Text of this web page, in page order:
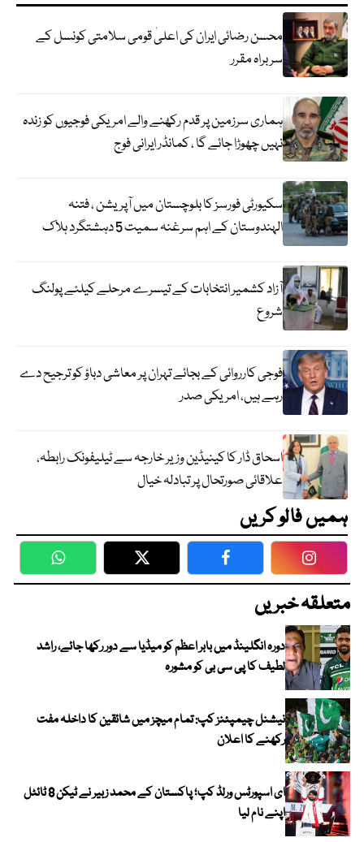
محسن رضائی ایران کی اعلیٰ قومی سلامتی کونسل کے
سربراہ مقرر
ہماری سرزمین پر قدم رکھنے والے امریکی فوجیوں کو زندہ
نہیں چھوڑا جائے گا ، کمانڈر ایرانی فوج
سکیورٹی فورسز کا بلوچستان میں آپریشن ، فتنہ
الہندوستان کے اہم سرغنہ سمیت 5 دہشتگرد ہلاک
آزاد کشمیر انتخابات کے تیسرے مرحلے کیلئے پولنگ
شروع
فوجی کارروائی کے بجائے تہران پر معاشی دباؤ کو ترجیح دے
رہے ہیں، امریکی صدر
اسحاق ڈار کا کینیڈین وزیر خارجہ سے ٹیلیفونک رابطہ،
علاقائی صورتحال پر تبادلہ خیال
ہمیں فالو کریں
WhatsApp Twitter Facebook
متعلقہ خبریں
دورہ انگلینڈ میں بابر اعظم کو میڈیا سے دور رکھا جائے، راشد
لطیف کا پی سی بی کو مشورہ
نیشنل چیمپئنز کپ: تمام میچز میں شائقین کا داخلہ مفت
رکھنے کا اعلان
ای اسپورٹس ورلڈ کپ؛ پاکستان کے محمد زبیر نے ٹیکن 8 ٹائٹل
اپنے نام لیا